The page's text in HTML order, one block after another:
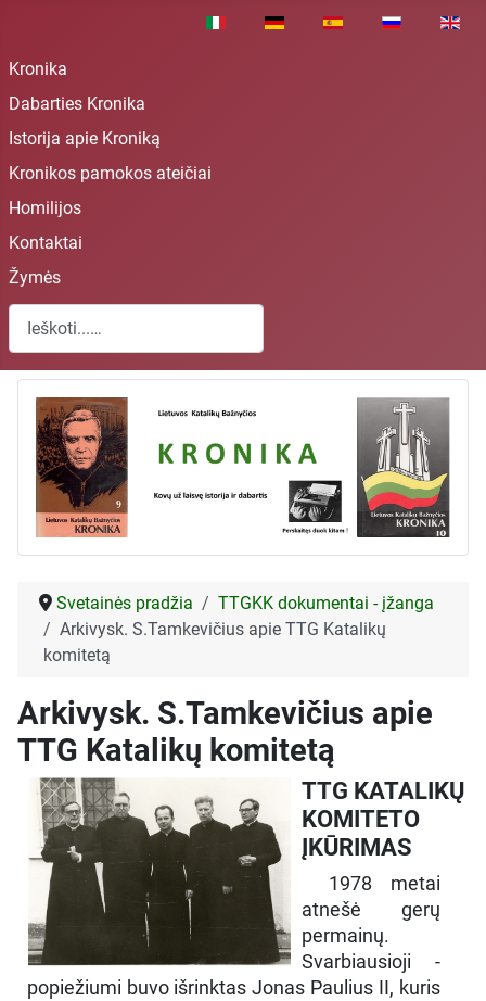
Pasirinkite savo kalbą
Kronika
Dabarties Kronika
Istorija apie Kroniką
Kronikos pamokos ateičiai
Homilijos
Kontaktai
Žymės
Paieška
Svetainės pradžia
TTGKK dokumentai - įžanga
Arkivysk. S.Tamkevičius apie TTG Katalikų
komitetą
Arkivysk. S.Tamkevičius apie
TTG Katalikų komitetą
TTG KATALIKŲ
KOMITETO
ĮKŪRIMAS
1978 metai
atnešė gerų
permainų.
Svarbiausioji -
popiežiumi buvo išrinktas Jonas Paulius II, kuris